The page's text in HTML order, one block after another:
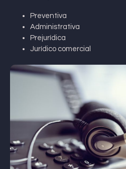
Preventiva
Administrativa
Prejurídica
Jurídico comercial